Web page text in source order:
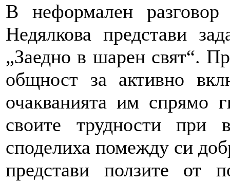
В неформален
Недялкова представи
„Заедно в шарен свят“.
общност за активно
очакванията им спрямо
своите трудности при
споделиха помежду си
представи ползите от